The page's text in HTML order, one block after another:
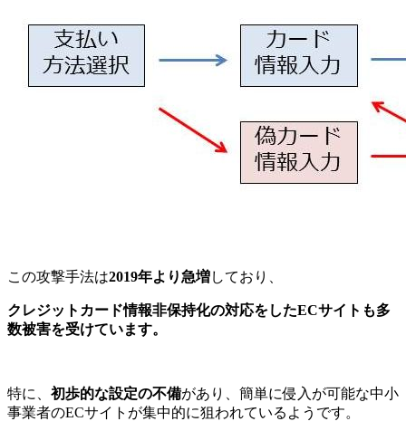
この攻撃手法は2019年より急増しており、
クレジットカード情報非保持化の対応をしたECサイトも多
数被害を受けています。
特に、 初歩的な設定の不備があり、簡単に侵入が可能な中小
事業者のECサイトが集中的に狙われているようです。